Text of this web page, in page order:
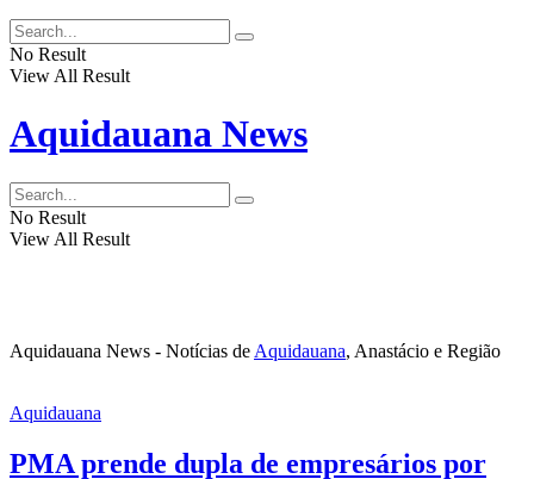
No Result
View All Result
Aquidauana News
No Result
View All Result
Aquidauana News - Notícias de Aquidauana, Anastácio e Região
Aquidauana
PMA prende dupla de empresários por